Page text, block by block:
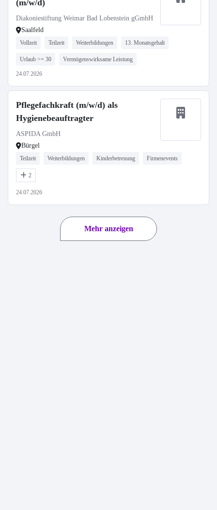
(m/w/d)
Diakoniestiftung Weimar Bad Lobenstein gGmbH
Saalfeld
Vollzeit Teilzeit Weiterbildungen 13. Monatsgehalt
Urlaub >= 30 Vermögenswirksame Leistung
24.07.2026
Pflegefachkraft (m/w/d) als
Hygienebeauftragter
ASPIDA GmbH
Bürgel
Teilzeit Weiterbildungen Kinderbetreuung Firmenevents
2
24.07.2026
Mehr anzeigen